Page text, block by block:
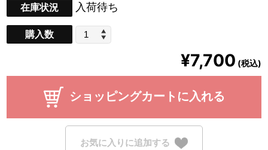
在庫状況 入荷待ち
購入数
¥7,700 (税込)
ショッピングカートに入れる
お気に入りに追加する